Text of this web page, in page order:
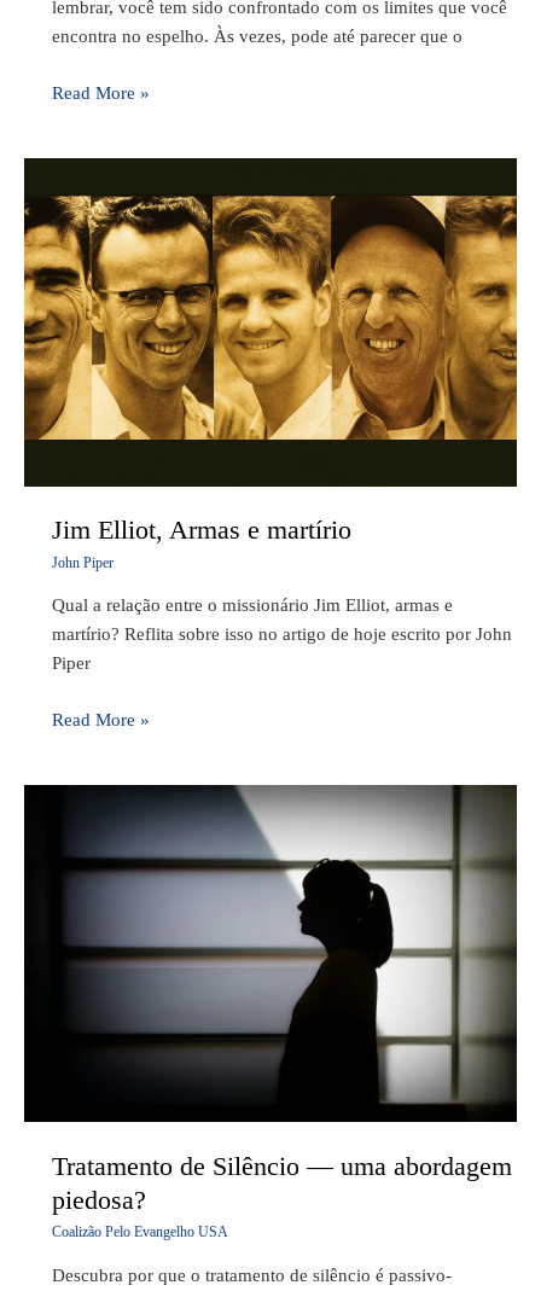
lembrar, você tem sido confrontado com os limites que você
encontra no espelho. Às vezes, pode até parecer que o
Read More »
Jim Elliot, Armas e martírio
John Piper
Qual a relação entre o missionário Jim Elliot, armas e
martírio? Reflita sobre isso no artigo de hoje escrito por John
Piper
Elliot,
Armas
e
martírio
Read More »
Tratamento de Silêncio — uma abordagem
piedosa?
Coalizão Pelo Evangelho USA
Descubra por que o tratamento de silêncio é passivo-
Silêncio
abordagem